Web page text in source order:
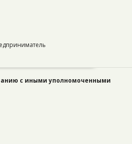
с иными уполномоченными